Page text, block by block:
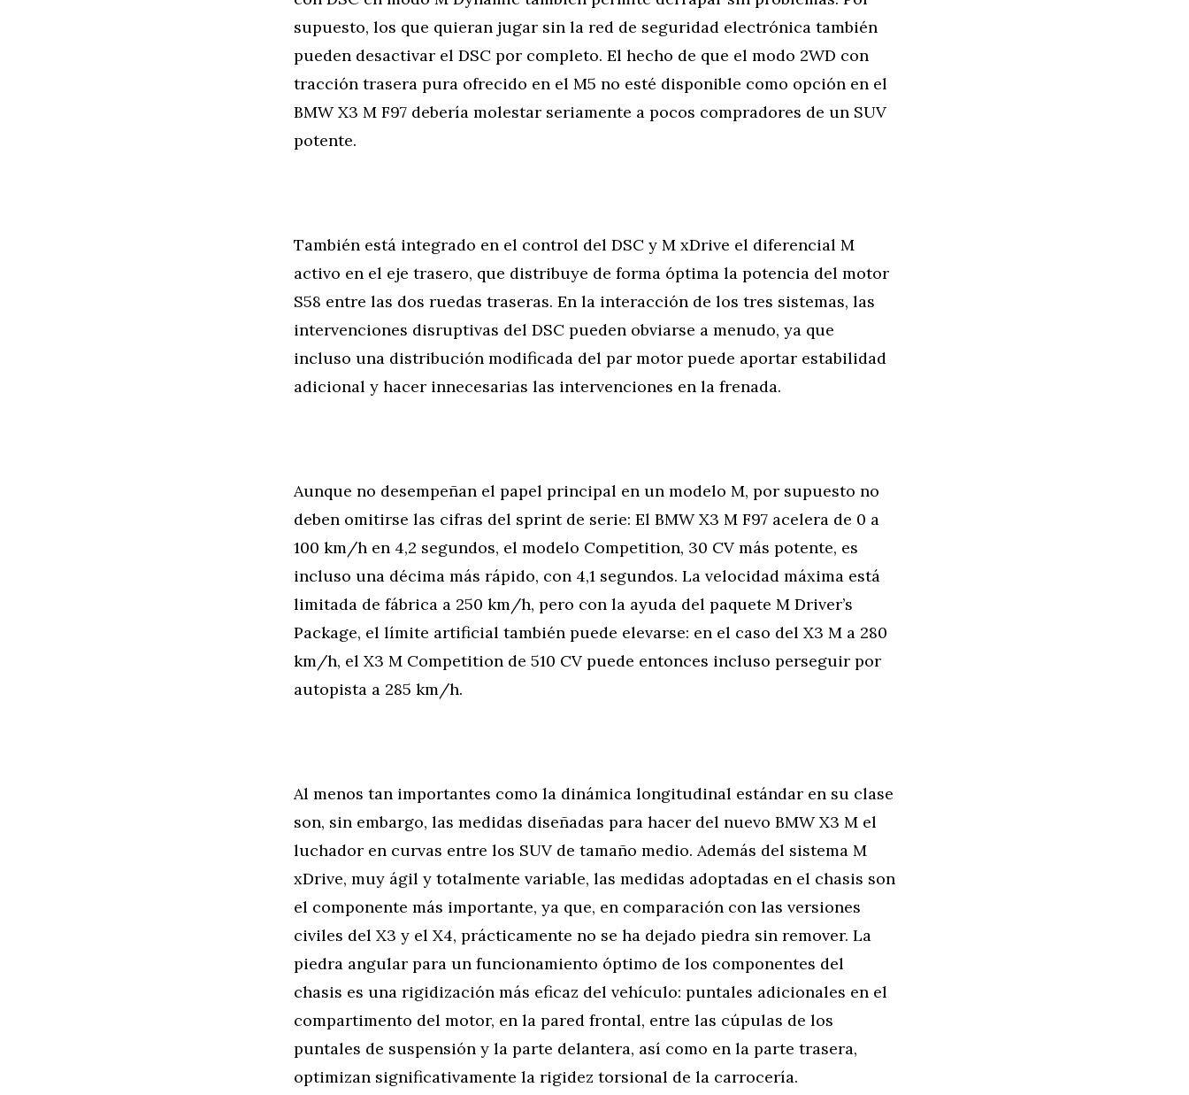
supuesto, los que quieran jugar sin la red de seguridad electrónica también
pueden desactivar el DSC por completo. El hecho de que el modo 2WD con
tracción trasera pura ofrecido en el M5 no esté disponible como opción en el
BMW X3 M F97 debería molestar seriamente a pocos compradores de un SUV
potente.
También está integrado en el control del DSC y M xDrive el diferencial M
activo en el eje trasero, que distribuye de forma óptima la potencia del motor
S58 entre las dos ruedas traseras. En la interacción de los tres sistemas, las
intervenciones disruptivas del DSC pueden obviarse a menudo, ya que
incluso una distribución modificada del par motor puede aportar estabilidad
adicional y hacer innecesarias las intervenciones en la frenada.
Aunque no desempeñan el papel principal en un modelo M, por supuesto no
deben omitirse las cifras del sprint de serie: El BMW X3 M F97 acelera de 0 a
100 km/h en 4,2 segundos, el modelo Competition, 30 CV más potente, es
incluso una décima más rápido, con 4,1 segundos. La velocidad máxima está
limitada de fábrica a 250 km/h, pero con la ayuda del paquete M Driver’s
Package, el límite artificial también puede elevarse: en el caso del X3 M a 280
km/h, el X3 M Competition de 510 CV puede entonces incluso perseguir por
autopista a 285 km/h.
Al menos tan importantes como la dinámica longitudinal estándar en su clase
son, sin embargo, las medidas diseñadas para hacer del nuevo BMW X3 M el
luchador en curvas entre los SUV de tamaño medio. Además del sistema M
xDrive, muy ágil y totalmente variable, las medidas adoptadas en el chasis son
el componente más importante, ya que, en comparación con las versiones
civiles del X3 y el X4, prácticamente no se ha dejado piedra sin remover. La
piedra angular para un funcionamiento óptimo de los componentes del
chasis es una rigidización más eficaz del vehículo: puntales adicionales en el
compartimento del motor, en la pared frontal, entre las cúpulas de los
puntales de suspensión y la parte delantera, así como en la parte trasera,
optimizan significativamente la rigidez torsional de la carrocería.